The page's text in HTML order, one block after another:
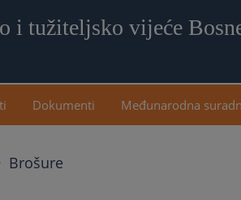
i tužiteljsko vijeće
Dokumenti Međunarodna
Brošure